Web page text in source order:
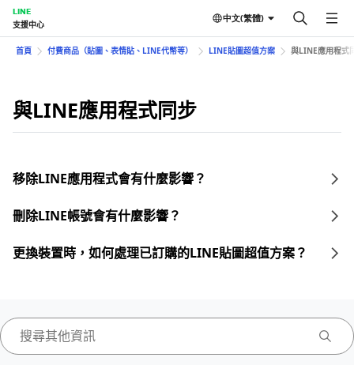
LINE
支援中心
中文(繁體)
首頁 付費商品（貼圖、表情貼、LINE代幣等） LINE貼圖超值方案 與LINE應用程式
與LINE應用程式同步
移除LINE應用程式會有什麼影響？
刪除LINE帳號會有什麼影響？
更換裝置時，如何處理已訂購的LINE貼圖超值方案？